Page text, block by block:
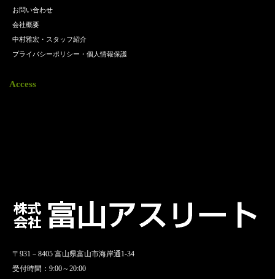
お問い合わせ
会社概要
中村雅宏・スタッフ紹介
プライバシーポリシー・個人情報保護
Access
〒931－8405 富山県富山市海岸通1-34
受付時間：9:00～20:00